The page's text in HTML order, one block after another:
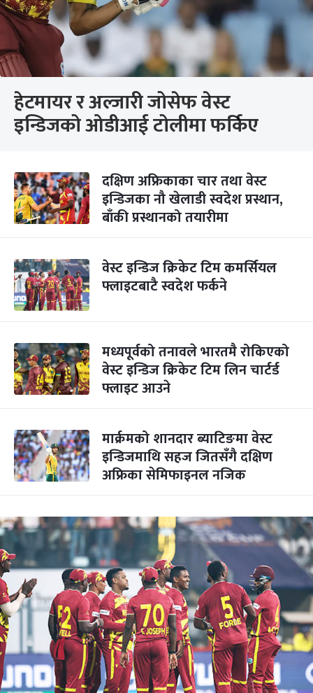
हेटमायर र अल्जारी जोसेफ वेस्ट
इन्डिजको ओडीआई टोलीमा फर्किए
दक्षिण अफ्रिकाका चार तथा वेस्ट
इन्डिजका नौ खेलाडी स्वदेश प्रस्थान,
बाँकी प्रस्थानको तयारीमा
वेस्ट इन्डिज क्रिकेट टिम कमर्सियल
फ्लाइटबाटै स्वदेश फर्कने
मध्यपूर्वको तनावले भारतमै रोकिएको
वेस्ट इन्डिज क्रिकेट टिम लिन चार्टर्ड
फ्लाइट आउने
मार्क्रमको शानदार ब्याटिङमा वेस्ट
इन्डिजमाथि सहज जितसँगै दक्षिण
अफ्रिका सेमिफाइनल नजिक